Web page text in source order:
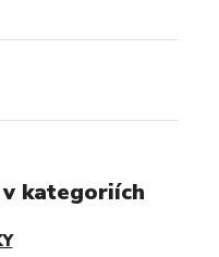
kategoriích